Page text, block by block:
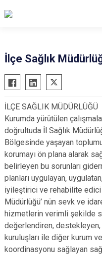
Dörtdivan
Gerede
Göynük
Kıbrıscık
Mengen
Mudurnu
Seben
Yeniçağa
İlçe Sağlık
İLÇE SAĞLIK MÜDÜRLÜĞÜ
Kurumda yürütülen
doğrultuda İl Sağlık
Bölgesinde yaşayan
korumayı ön plana alarak
belirleyen bu sorunları
planları uygulayan,
iyileştirici ve rehabilite edici
Müdürlüğü’ nün sevk ve
hizmetlerin verimli şekilde
değerlendiren,
kuruluşları ile diğer kurum
koordinasyonu sağlayan